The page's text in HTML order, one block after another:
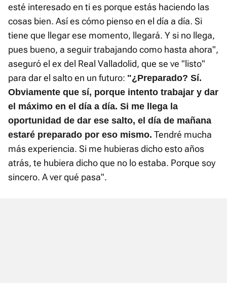
esté interesado en ti es porque estás haciendo las
cosas bien. Así es cómo pienso en el día a día. Si
tiene que llegar ese momento, llegará. Y si no llega,
pues bueno, a seguir trabajando como hasta ahora",
aseguró el ex del Real Valladolid, que se ve "listo"
para dar el salto en un futuro: "¿Preparado? Sí.
Obviamente que sí, porque intento trabajar y dar
el máximo en el día a día. Si me llega la
oportunidad de dar ese salto, el día de mañana
estaré preparado por eso mismo. Tendré mucha
más experiencia. Si me hubieras dicho esto años
atrás, te hubiera dicho que no lo estaba. Porque soy
sincero. A ver qué pasa".